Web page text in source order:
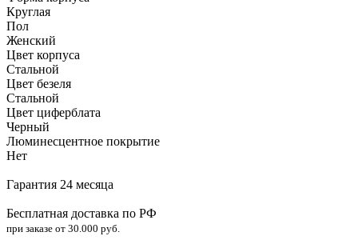
Круглая
Пол
Женский
Цвет корпуса
Стальной
Цвет безеля
Стальной
Цвет циферблата
Черный
Люминесцентное покрытие
Нет
Гарантия 24 месяца
Бесплатная доставка по РФ
при заказе от 30.000 руб.